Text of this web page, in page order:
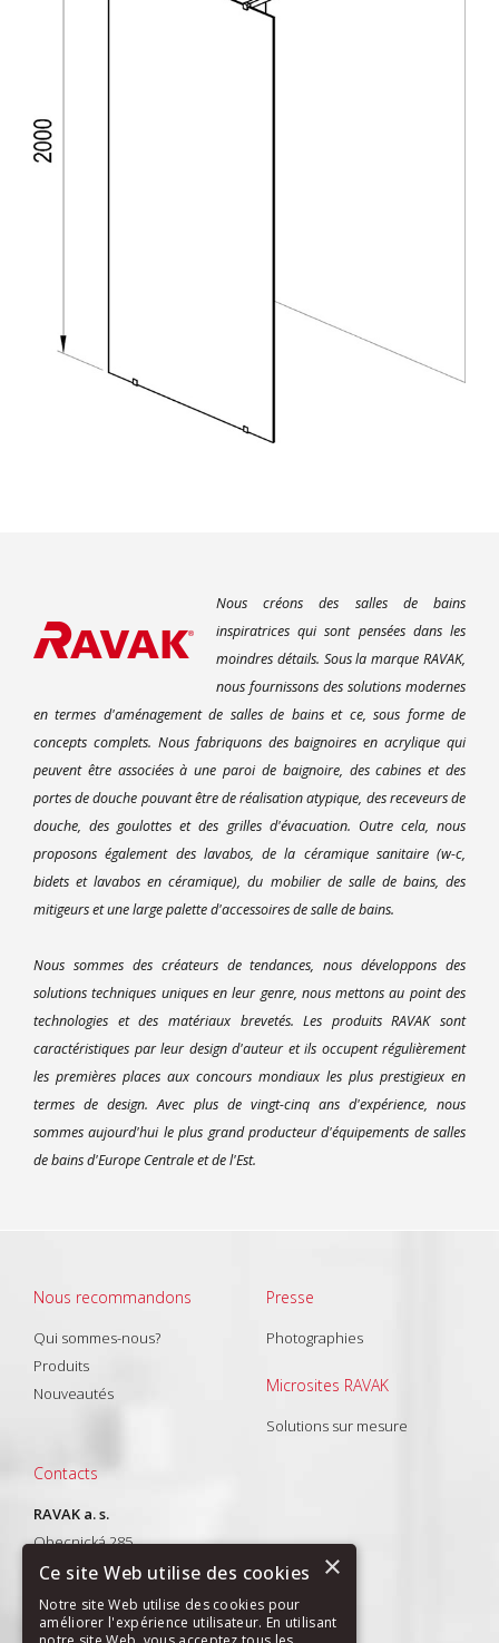
Nous créons des salles de bains
inspiratrices qui sont pensées dans les
moindres détails. Sous la marque RAVAK,
nous fournissons des solutions modernes
en termes d'aménagement de salles de bains et ce, sous forme de
concepts complets. Nous fabriquons des baignoires en acrylique qui
peuvent être associées à une paroi de baignoire, des cabines et des
portes de douche pouvant être de réalisation atypique, des receveurs de
douche, des goulottes et des grilles d'évacuation. Outre cela, nous
proposons également des lavabos, de la céramique sanitaire (w-c,
bidets et lavabos en céramique), du mobilier de salle de bains, des
mitigeurs et une large palette d'accessoires de salle de bains.
Nous sommes des créateurs de tendances, nous développons des
solutions techniques uniques en leur genre, nous mettons au point des
technologies et des matériaux brevetés. Les produits RAVAK sont
caractéristiques par leur design d'auteur et ils occupent régulièrement
les premières places aux concours mondiaux les plus prestigieux en
termes de design. Avec plus de vingt-cinq ans d'expérience, nous
sommes aujourd'hui le plus grand producteur d'équipements de salles
de bains d'Europe Centrale et de l'Est.
Nous recommandons
Qui sommes-nous?
Produits
Nouveautés
Presse
Photographies
Microsites RAVAK
Solutions sur mesure
Contacts
RAVAK a. s.
Obecnická 285
261 01 Příbram I
T: +420 318 427 288
E-mail:export@ravak.com
×
Ce site Web utilise des cookies
Notre site Web utilise des cookies pour
améliorer l'expérience utilisateur. En utilisant